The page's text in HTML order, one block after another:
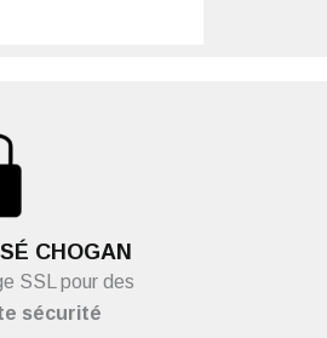
CHOGAN
SSL pour des
sécurité